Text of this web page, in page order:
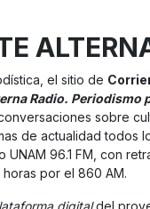
el sitio de
Radio. Periodismo
sobre
de actualidad todos
UNAM 96.1 FM, con
horas por el 860 AM.